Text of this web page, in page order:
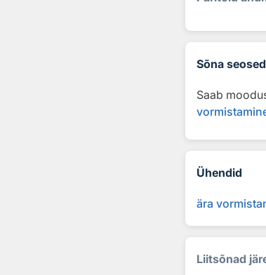
Sõna seosed
Saab
Ühendid
ära
Liitsõnad